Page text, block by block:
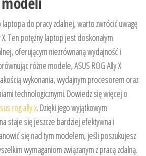
laptopa do pracy zdalnej, warto zwrócić uwagę
Ten potężny laptop jest doskonałym
oferującym niezrównaną wydajność i
różne modele, ASUS ROG Ally X
wykonania, wydajnym procesorem oraz
technologicznymi. Dowiedz się więcej o
rog ally x. Dzięki jego wyjątkowym
staje się jeszcze bardziej efektywna i
się nad tym modelem, jeśli poszukujesz
wymaganiom związanym z pracą zdalną.